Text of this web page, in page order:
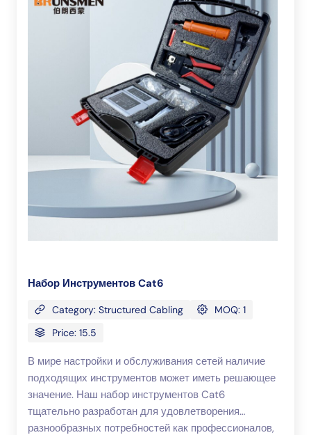
Набор Инструментов Cat6
Category: Structured Cabling
MOQ: 1
Price: 15.5
В мире настройки и обслуживания сетей наличие
подходящих инструментов может иметь решающее
значение. Наш набор инструментов Cat6
тщательно разработан для удовлетворения
разнообразных потребностей как профессионалов,